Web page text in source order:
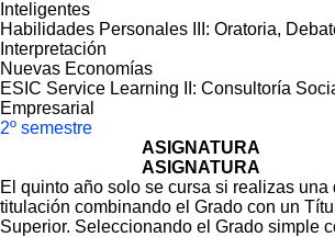
Inteligentes
Habilidades Personales III: Oratoria,
Interpretación
Nuevas Economías
ESIC Service Learning II: Consultoría
Empresarial
2º semestre
ASIGNATURA
ASIGNATURA
El quinto año solo se cursa si realizas una
titulación combinando el Grado con un
Superior. Seleccionando el Grado simple